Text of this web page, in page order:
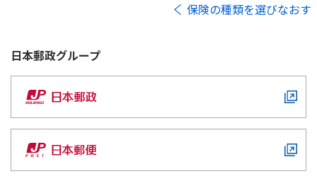
保険の種類を選びなおす
日本郵政グループ